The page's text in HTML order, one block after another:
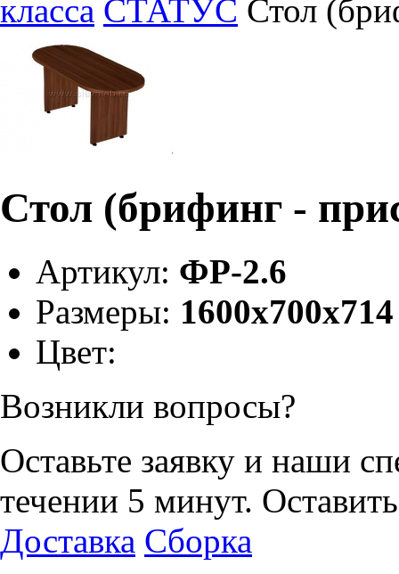
класса СТАТУС Стол
Стол (брифинг -
Артикул: ФР-2.6
Размеры:
Цвет:
Возникли вопросы?
Оставьте заявку и наши
течении 5 минут.
Доставка Сборка